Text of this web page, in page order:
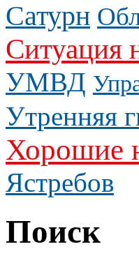
Сатурн
Ситуация
УМВД
Утренняя
Хорошие
Ястребов
Поиск